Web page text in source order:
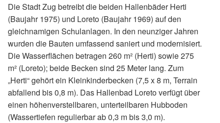
Die Stadt Zug betreibt die beiden Hallenbäder Herti
(Baujahr 1975) und Loreto (Baujahr 1969) auf den
gleichnamigen Schulanlagen. In den neunziger Jahren
wurden die Bauten umfassend saniert und modernisiert.
Die Wasserflächen betragen 260 m² (Herti) sowie 275
m² (Loreto); beide Becken sind 25 Meter lang. Zum
„Herti“ gehört ein Kleinkinderbecken (7,5 x 8 m, Terrain
abfallend bis 0,8 m). Das Hallenbad Loreto verfügt über
einen höhenverstellbaren, unterteilbaren Hubboden
(Wassertiefen regulierbar ab 0,3 m bis 3,0 m).